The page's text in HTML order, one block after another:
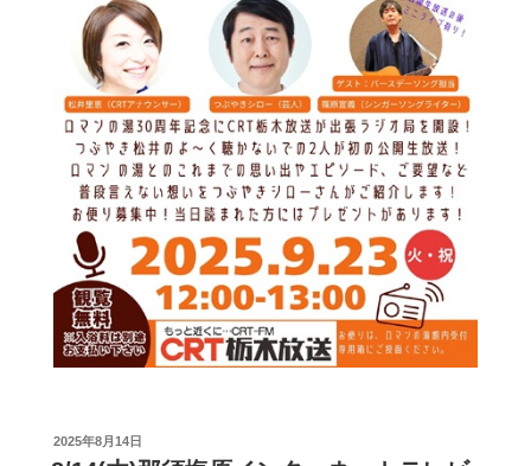
投
稿
2025年8月14日